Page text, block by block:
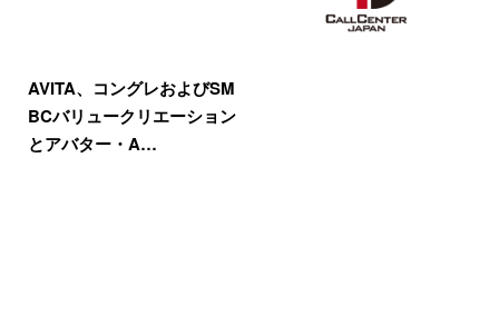
AVITA、コングレおよびSM
BCバリュークリエーション
とアバター・A…